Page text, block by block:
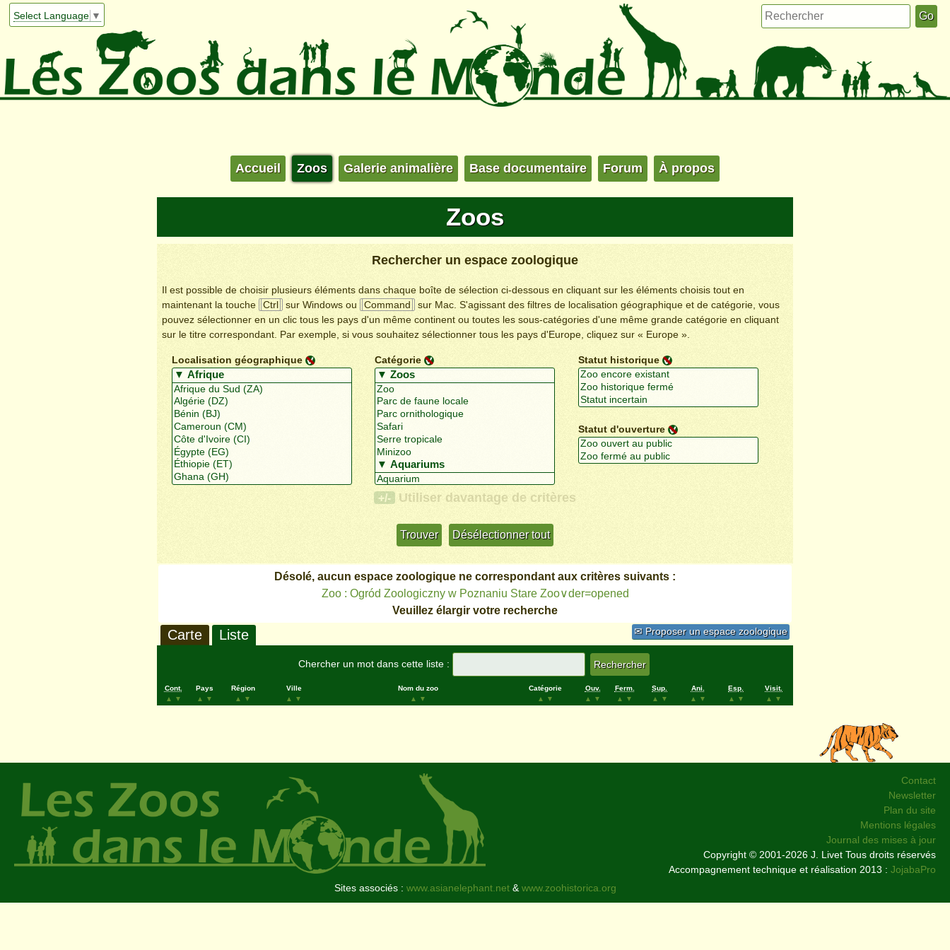
Select Language ▼
Accueil Zoos Galerie animalière Base documentaire Forum À propos
Zoos
Rechercher un espace zoologique
Il est possible de choisir plusieurs éléments dans chaque boîte de sélection ci-dessous en cliquant sur les éléments choisis tout en
maintenant la touche
Ctrl sur Windows ou Command
sur Mac. S'agissant des filtres de localisation géographique et de catégorie, vous
pouvez sélectionner en un clic tous les pays d'un même continent ou toutes les sous-catégories d'une même grande catégorie en cliquant
sur le titre correspondant. Par exemple, si vous souhaitez sélectionner tous les pays d'Europe, cliquez sur « Europe ».
Localisation géographique Catégorie Statut historique
Statut d'ouverture
+/- Utiliser davantage de critères
Désolé, aucun espace zoologique ne correspondant aux critères suivants :
Zoo : Ogród Zoologiczny w Poznaniu Stare Zoo∨der=opened
Veuillez élargir votre recherche
✉ Proposer un espace zoologique
Carte Liste
Chercher un mot dans cette liste :
Cont.
▲
▼
Pays
▲
▼
Région
▲
▼
Ville
▲
▼
Nom du zoo
▲
▼
Catégorie
▲
▼
Ouv.
▲
▼
Ferm.
▲
▼
Sup.
▲
▼
Ani.
▲
▼
Esp.
▲
▼
Visit.
▲
▼
Contact
Newsletter
Plan du site
Mentions légales
Journal des mises à jour
Copyright © 2001-2026 J. Livet Tous droits réservés
Accompagnement technique et réalisation 2013 : JojabaPro
Sites associés : www.asianelephant.net&www.zoohistorica.org